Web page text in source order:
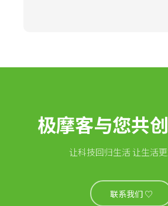
极摩客与您共创
让科技回归生活 让生活
联系我们 ♡